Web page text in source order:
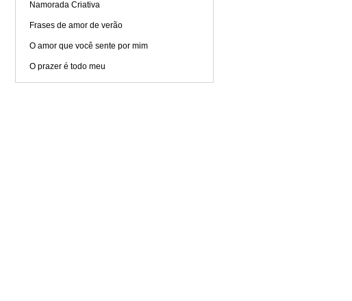
Namorada Criativa
Frases de amor de verão
O amor que você sente por mim
O prazer é todo meu